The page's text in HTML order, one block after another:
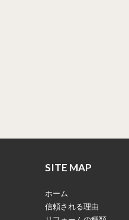
SITE MAP
ホーム
信頼される理由